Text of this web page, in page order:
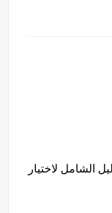
الشامل لاختيار